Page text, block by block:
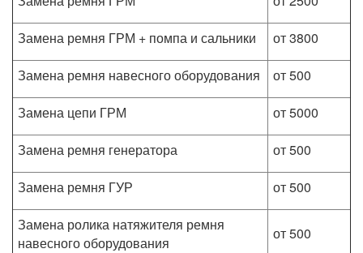
Замена ремня ГРМ + помпа и сальники
от 3800
Замена ремня навесного оборудования
от 500
Замена цепи ГРМ
от 5000
Замена ремня генератора
от 500
Замена ремня ГУР
от 500
Замена ролика натяжителя ремня
навесного оборудования
от 500